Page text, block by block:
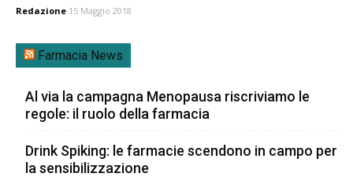
Redazione 15 Maggio 2018
Farmacia News
Al via la campagna Menopausa riscriviamo le
regole: il ruolo della farmacia
Drink Spiking: le farmacie scendono in campo per
la sensibilizzazione